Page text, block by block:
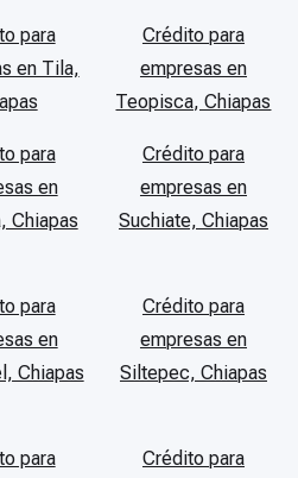
para
en Tila,
Crédito para
empresas en
Teopisca, Chiapas
para
en
Chiapas
Crédito para
empresas en
Suchiate, Chiapas
para
en
Chiapas
Crédito para
empresas en
Siltepec, Chiapas
para
Crédito para